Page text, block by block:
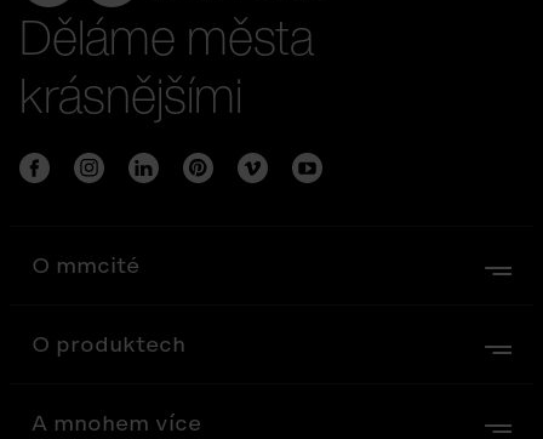
Děláme města
krásnějšími
O mmcité
O produktech
A mnohem více